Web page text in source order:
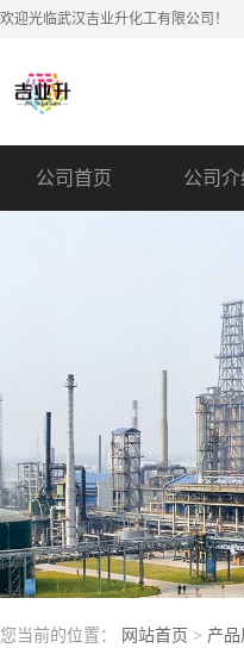
欢迎光临武汉吉业升化工有限公司！
公司首页 公司介
您当前的位置： 网站首页 > 产品